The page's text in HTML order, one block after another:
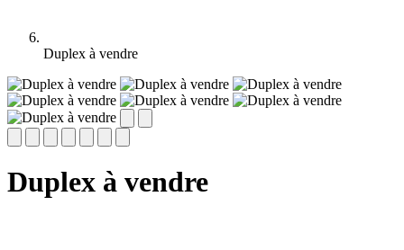
Duplex à vendre
Duplex à vendre